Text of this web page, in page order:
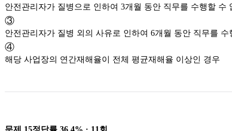
안전관리자가 질병으로 인하여 3개월 동안 직무를 수행할 수
③
안전관리자가 질병 외의 사유로 인하여 6개월 동안 직무를 수
④
해당 사업장의 연간재해율이 전체 평균재해율 이상인 경우